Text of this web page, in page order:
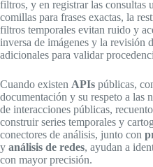
filtros, y en registrar las consultas
comillas para frases exactas, la
filtros temporales evitan ruido y
inversa de imágenes y la revisión
adicionales para validar
Cuando existen APIs públicas,
documentación y su respeto a las
de interacciones públicas,
construir series temporales y
conectores de análisis, junto con
y análisis de redes, ayudan a
con mayor precisión.